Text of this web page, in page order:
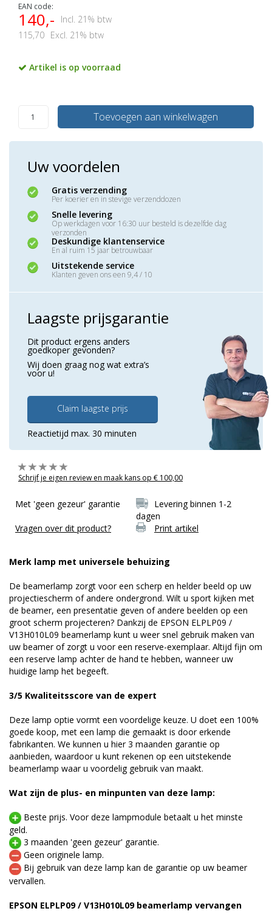
EAN code:
140,-
Incl. 21% btw
115,70 Excl. 21% btw
Artikel is op voorraad
Toevoegen aan winkelwagen
Uw voordelen
Gratis verzending
Per koerier en in stevige verzenddozen
Snelle levering
Op werkdagen voor 16:30 uur besteld is dezelfde dag
verzonden
Deskundige klantenservice
En al ruim 15 jaar betrouwbaar
Uitstekende service
Klanten geven ons een 9,4 / 10
Laagste prijsgarantie
Dit product ergens anders
goedkoper gevonden?
Wij doen graag nog wat extra’s
voor u!
Claim laagste prijs
Reactietijd max. 30 minuten
Schrijf je eigen review en maak kans op € 100,00
Met 'geen gezeur' garantie
Levering binnen 1-2
dagen
Vragen over dit product?
Print artikel
Merk lamp met universele behuizing
De beamerlamp zorgt voor een scherp en helder beeld op uw
projectiescherm of andere ondergrond. Wilt u sport kijken met
de beamer, een presentatie geven of andere beelden op een
groot scherm projecteren? Dankzij de EPSON ELPLP09 /
V13H010L09 beamerlamp kunt u weer snel gebruik maken van
uw beamer of zorgt u voor een reserve-exemplaar. Altijd fijn om
een reserve lamp achter de hand te hebben, wanneer uw
huidige lamp het begeeft.
3/5 Kwaliteitsscore van de expert
Deze lamp optie vormt een voordelige keuze. U doet een 100%
goede koop, met een lamp die gemaakt is door erkende
fabrikanten. We kunnen u hier 3 maanden garantie op
aanbieden, waardoor u kunt rekenen op een uitstekende
beamerlamp waar u voordelig gebruik van maakt.
Wat zijn de plus- en minpunten van deze lamp:
Beste prijs. Voor deze lampmodule betaalt u het minste
geld.
3 maanden 'geen gezeur' garantie.
Geen originele lamp.
Bij gebruik van deze lamp kan de garantie op uw beamer
vervallen.
EPSON ELPLP09 / V13H010L09 beamerlamp vervangen